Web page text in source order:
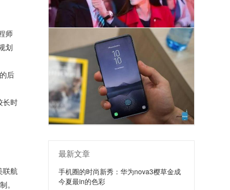
师
划
后
长时
联航
。
最新文章
手机圈的时尚新秀：华为nova3樱草金成
今夏最in的色彩